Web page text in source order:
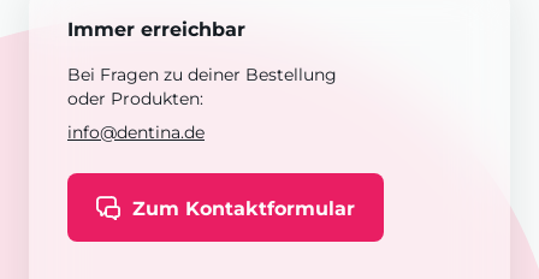
Immer erreichbar
Bei Fragen zu deiner Bestellung
oder Produkten:
info@dentina.de
Zum Kontaktformular